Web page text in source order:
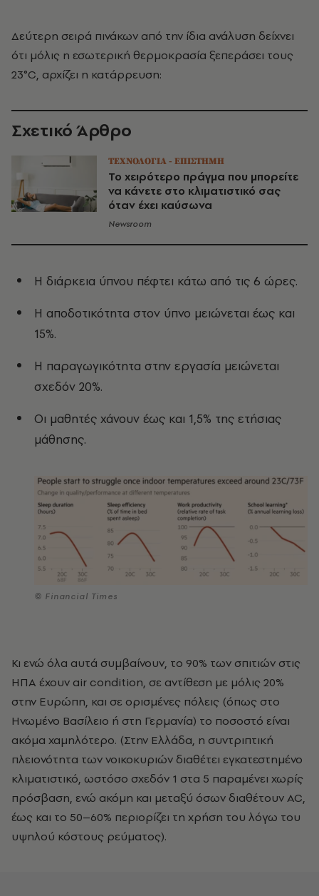
Δεύτερη σειρά πινάκων από την ίδια ανάλυση δείχνει
ότι μόλις η εσωτερική θερμοκρασία ξεπεράσει τους
23°C, αρχίζει η κατάρρευση:
Σχετικό Άρθρο
ΤΕΧΝΟΛΟΓΙΑ - ΕΠΙΣΤΗΜΗ
Το χειρότερο πράγμα που μπορείτε
να κάνετε στο κλιματιστικό σας
όταν έχει καύσωνα
Newsroom
Η διάρκεια ύπνου πέφτει κάτω από τις 6 ώρες.
Η αποδοτικότητα στον ύπνο μειώνεται έως και
15%.
Η παραγωγικότητα στην εργασία μειώνεται
σχεδόν 20%.
Οι μαθητές χάνουν έως και 1,5% της ετήσιας
μάθησης.
© Financial Times
Κι ενώ όλα αυτά συμβαίνουν, το 90% των σπιτιών στις
ΗΠΑ έχουν air condition, σε αντίθεση με μόλις 20%
στην Ευρώπη, και σε ορισμένες πόλεις (όπως στο
Ηνωμένο Βασίλειο ή στη Γερμανία) το ποσοστό είναι
ακόμα χαμηλότερο. (Στην Ελλάδα, η συντριπτική
πλειονότητα των νοικοκυριών διαθέτει εγκατεστημένο
κλιματιστικό, ωστόσο σχεδόν 1 στα 5 παραμένει χωρίς
πρόσβαση, ενώ ακόμη και μεταξύ όσων διαθέτουν AC,
έως και το 50–60% περιορίζει τη χρήση του λόγω του
υψηλού κόστους ρεύματος).